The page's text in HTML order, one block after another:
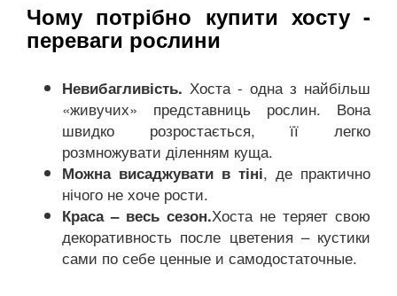
Чому потрібно купити хосту -
переваги рослини
Невибагливість. Хоста - одна з найбільш
«живучих» представниць рослин. Вона
швидко розростається, її легко
розмножувати діленням куща.
Можна висаджувати в тіні, де практично
нічого не хоче рости.
Краса – весь сезон.Хоста не теряет свою
декоративность после цветения – кустики
сами по себе ценные и самодостаточные.